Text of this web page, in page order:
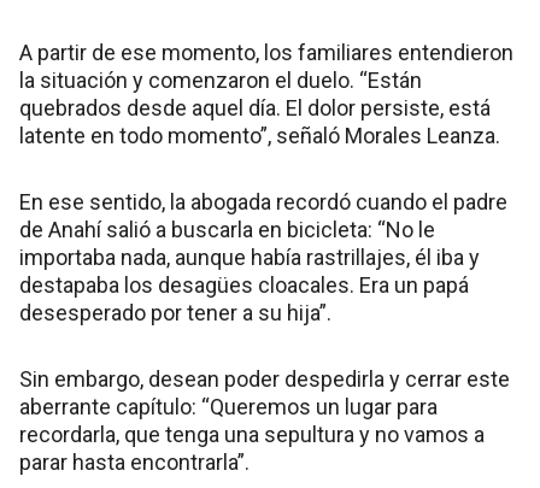
A partir de ese momento, los familiares entendieron
la situación y comenzaron el duelo. “Están
quebrados desde aquel día. El dolor persiste, está
latente en todo momento”, señaló Morales Leanza.
En ese sentido, la abogada recordó cuando el padre
de Anahí salió a buscarla en bicicleta: “No le
importaba nada, aunque había rastrillajes, él iba y
destapaba los desagües cloacales. Era un papá
desesperado por tener a su hija”.
Sin embargo, desean poder despedirla y cerrar este
aberrante capítulo: “Queremos un lugar para
recordarla, que tenga una sepultura y no vamos a
parar hasta encontrarla”.